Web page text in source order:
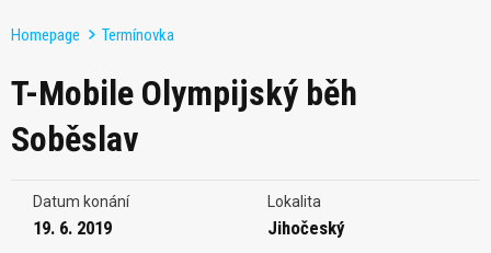
Homepage Termínovka
T-Mobile Olympijský běh
Soběslav
Datum konání
19. 6. 2019
Lokalita
Jihočeský